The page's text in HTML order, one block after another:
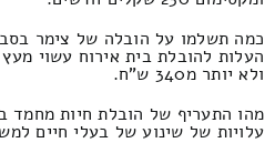
כמה תשלמו על הובלה של צימר
ולא יותר מ340 ש"ח.
מהו התעריף של הובלת חיות מחמד
עלויות של שינוע של בעלי חיים